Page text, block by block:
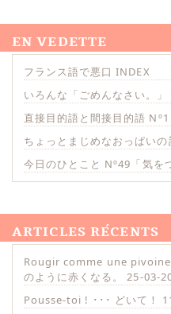
EN VEDETTE
フランス語で悪口 INDEX
いろんな「ごめんなさい。」
直接目的語と間接目的語 Nº1
ちょっとまじめなおっぱいの
今日のひとこと Nº49「気を
ARTICLES RÉCENTS
Rougir comme une pivoine
のように赤くなる。
25-03-
Pousse-toi ! ･･･ どいて！